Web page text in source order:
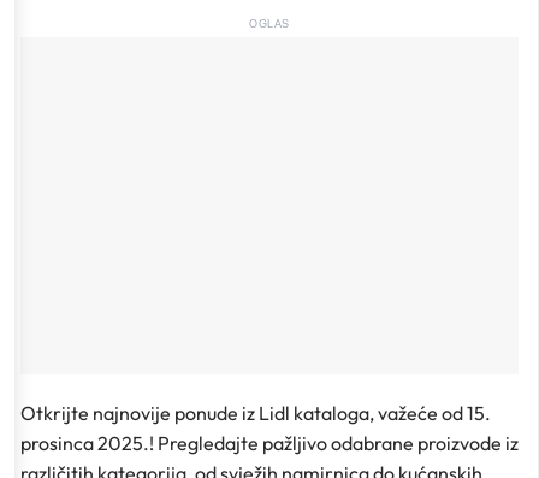
OGLAS
Otkrijte najnovije ponude iz Lidl kataloga, važeće od 15.
prosinca 2025.! Pregledajte pažljivo odabrane proizvode iz
različitih kategorija, od svježih namirnica do kućanskih